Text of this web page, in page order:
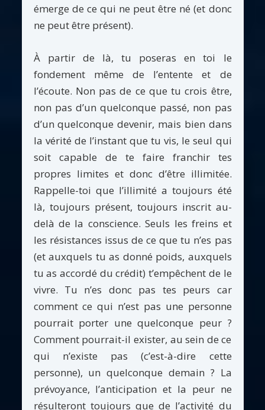
émerge de ce qui ne peut être né (et donc
ne peut être présent).
À partir de là, tu poseras en toi le
fondement même de l’entente et de
l’écoute. Non pas de ce que tu crois être,
non pas d’un quelconque passé, non pas
d’un quelconque devenir, mais bien dans
la vérité de l’instant que tu vis, le seul qui
soit capable de te faire franchir tes
propres limites et donc d’être illimitée.
Rappelle-toi que l’illimité a toujours été
là, toujours présent, toujours inscrit au-
delà de la conscience. Seuls les freins et
les résistances issus de ce que tu n’es pas
(et auxquels tu as donné poids, auxquels
tu as accordé du crédit) t’empêchent de le
vivre. Tu n’es donc pas tes peurs car
comment ce qui n’est pas une personne
pourrait porter une quelconque peur ?
Comment pourrait-il exister, au sein de ce
qui n’existe pas (c’est-à-dire cette
personne), un quelconque demain ? La
prévoyance, l’anticipation et la peur ne
résulteront toujours que de l’activité du